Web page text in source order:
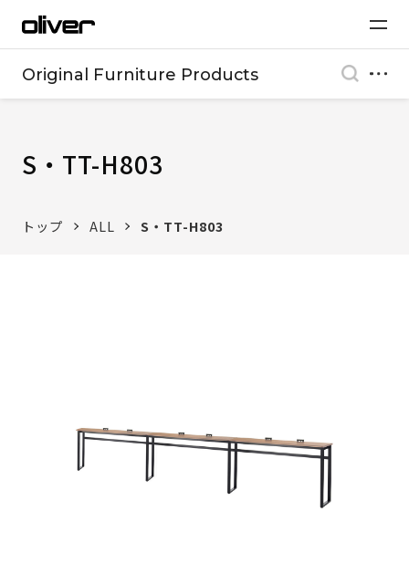
Original Furniture Products
S・TT-H803
トップ ALL S・TT-H803